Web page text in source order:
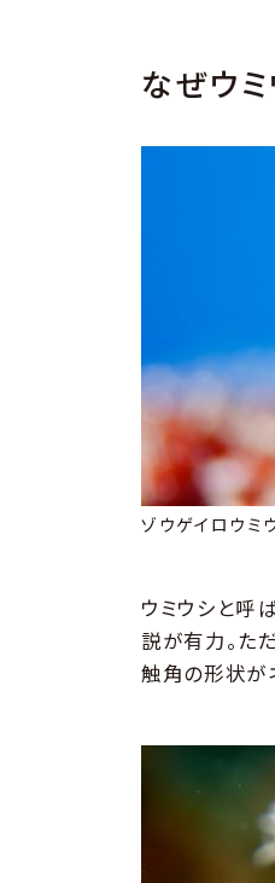
なぜウ
ゾウゲイロウミ
ウミウシと呼
説が有力。た
触角の形状が